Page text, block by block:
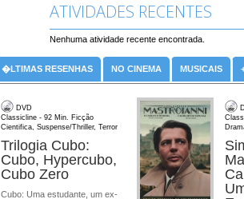
ATIVIDADES RECENTES
Nenhuma atividade recente encontrada.
�LTIMAS RESENHAS NO CINEMA MUSICAIS
DVD
Classicline - 92 Min. Ficção
Cientifica, Suspense/Thriller, Terror
Trilogia Cubo:
Cubo, Hypercubo,
Cubo Zero
Cubo: Uma estudante, um ex-